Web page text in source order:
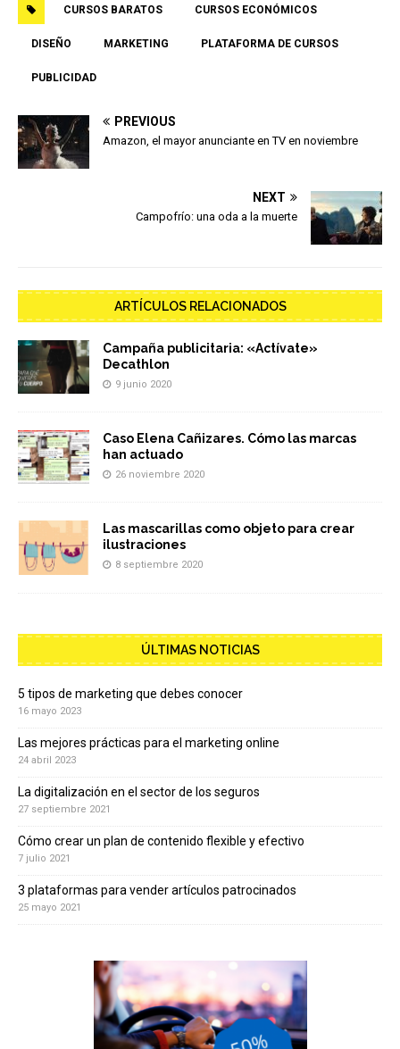
CURSOS BARATOS CURSOS ECONÓMICOS
DISEÑO MARKETING PLATAFORMA DE CURSOS
PUBLICIDAD
PREVIOUS
Amazon, el mayor anunciante en TV en noviembre
NEXT
Campofrío: una oda a la muerte
ARTÍCULOS RELACIONADOS
Campaña publicitaria: «Actívate»
Decathlon
9 junio 2020
Caso Elena Cañizares. Cómo las marcas
han actuado
26 noviembre 2020
Las mascarillas como objeto para crear
ilustraciones
8 septiembre 2020
ÚLTIMAS NOTICIAS
5 tipos de marketing que debes conocer
16 mayo 2023
Las mejores prácticas para el marketing online
24 abril 2023
La digitalización en el sector de los seguros
27 septiembre 2021
Cómo crear un plan de contenido flexible y efectivo
7 julio 2021
3 plataformas para vender artículos patrocinados
25 mayo 2021